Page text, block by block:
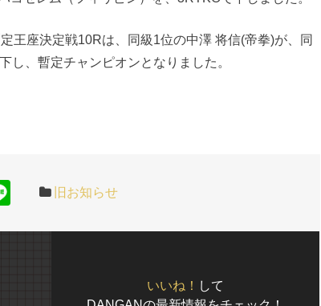
王座決定戦10Rは、同級1位の中澤 将信(帝拳)が、同
し、暫定チャンピオンとなりました。
旧お知らせ
いいね！ して